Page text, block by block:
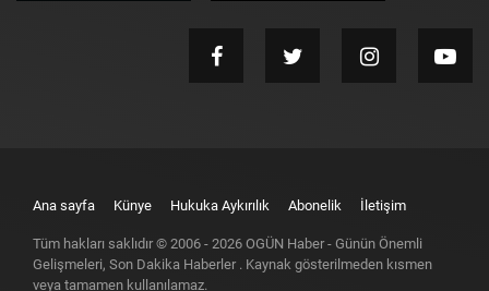
Ana sayfa Künye Hukuka Aykırılık Abonelik İletişim
Tüm hakları saklıdır © 2006 - 2026 OGÜN Haber - Günün Önemli
Gelişmeleri, Son Dakika Haberler . Kaynak gösterilmeden kısmen
veya tamamen kullanılamaz.